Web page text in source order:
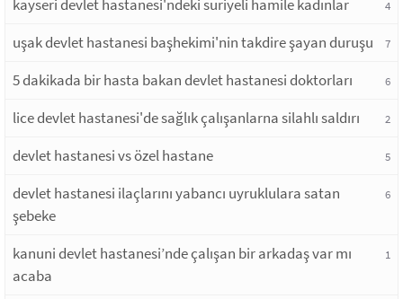
kayseri devlet hastanesi'ndeki suriyeli hamile kadınlar 4
uşak devlet hastanesi başhekimi'nin takdire şayan duruşu 7
5 dakikada bir hasta bakan devlet hastanesi doktorları 6
lice devlet hastanesi'de sağlık çalışanlarna silahlı saldırı 2
devlet hastanesi vs özel hastane 5
devlet hastanesi ilaçlarını yabancı uyruklulara satan
şebeke
6
kanuni devlet hastanesi’nde çalışan bir arkadaş var mı
acaba
1